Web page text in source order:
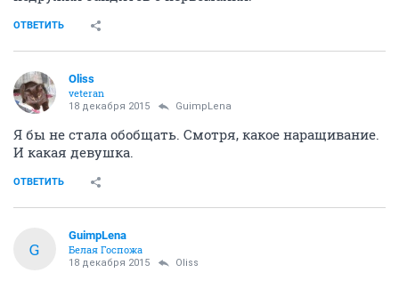
ОТВЕТИТЬ
Oliss
veteran
18 декабря 2015 GuimpLena
Я бы не стала обобщать. Смотря, какое наращивание.
И какая девушка.
ОТВЕТИТЬ
G
GuimpLena
Белая Госпожа
18 декабря 2015 Oliss